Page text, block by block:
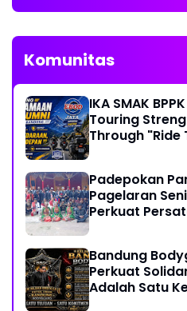
Komunitas
IKA SMAK
Touring
Through "Ride
Padepokan
Pagelaran
Perkuat
Bandung
Perkuat
Adalah Satu